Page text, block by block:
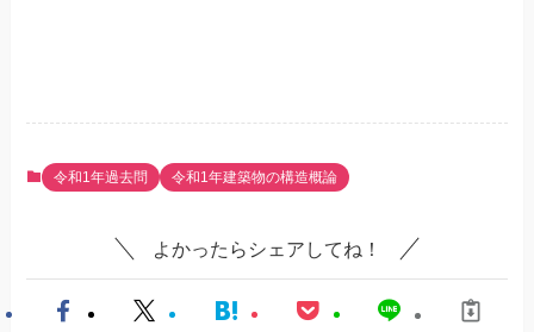
令和1年過去問 令和1年建築物の構造概論
よかったらシェアしてね！